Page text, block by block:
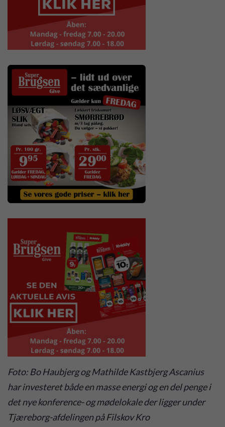
Foto: Bo Haubjerg og Mathilde Kastbjerg Ascanius
har investeret både en masse energi og en del penge i
det nye konference- og mødelokale der ligger under
Tjæreborg-afdelingen på Filskov Kro